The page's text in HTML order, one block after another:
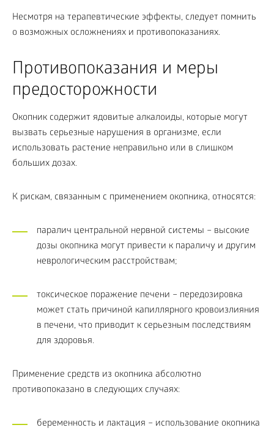
Несмотря на терапевтические эффекты, следует помнить
о возможных осложнениях и противопоказаниях.
Противопоказания и меры
предосторожности
Окопник содержит ядовитые алкалоиды, которые могут
вызвать серьезные нарушения в организме, если
использовать растение неправильно или в слишком
больших дозах.
К рискам, связанным с применением окопника, относятся:
паралич центральной нервной системы – высокие
дозы окопника могут привести к параличу и другим
неврологическим расстройствам;
токсическое поражение печени – передозировка
может стать причиной капиллярного кровоизлияния
в печени, что приводит к серьезным последствиям
для здоровья.
Применение средств из окопника абсолютно
противопоказано в следующих случаях:
беременность и лактация – использование окопника